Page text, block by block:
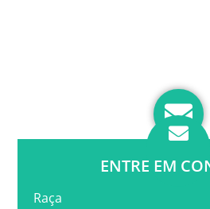
ENTRE EM
Raça